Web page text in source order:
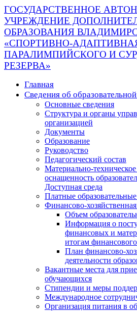
ГОСУДАРСТВЕННОЕ
УЧРЕЖДЕНИЕ
ОБРАЗОВАНИЯ
«СПОРТИВНО-
ПАРАЛИМПИЙСКОГО И
РЕЗЕРВА»
Главная
Сведения об
Основные сведения
Структура и органы
организацией
Документы
Образование
Руководство
Педагогический состав
Материально-
оснащенность
Доступная среда
Платные
Финансово-хозяйственная
Объем
Информация о
финансовых и
итогам
План финансово-
деятельности
Вакантные места для
обучающихся
Стипендии и меры
Международное
Организация питания в